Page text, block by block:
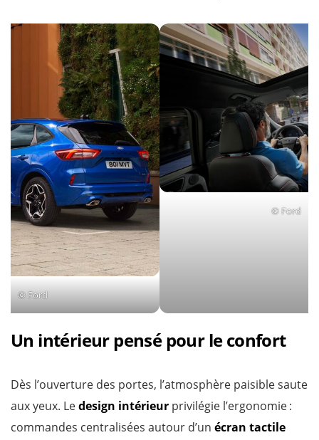
© Ford
© Ford
Un intérieur pensé pour le confort
Dès l’ouverture des portes, l’atmosphère paisible saute
aux yeux. Ledesign intérieur privilégie l’ergonomie :
commandes centralisées autour d’un écran tactile